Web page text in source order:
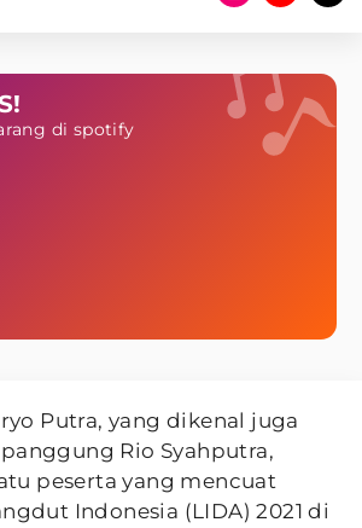
di spotify
Putra, yang dikenal juga
Rio Syahputra,
peserta yang mencuat
Indonesia (LIDA) 2021 di